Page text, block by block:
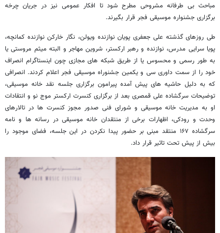
مباحث بی طرفانه مشروحی مطرح شود تا افکار عمومی نیز در جریان چرخه
برگزاری جشنواره موسیقی فجر قرار بگیرند.
طی روزهای گذشته علی جعفری پویان نوازنده ویولن، نگار خارکن نوازنده کمانچه،
پویا سرایی مدرس، نوازنده و رهبر ارکستر، شروین مهاجر و البته میثم مروستی یا
به طور رسمی و محسوس یا از طریق شبکه های مجازی چون اینستاگرام انصراف
خود را از سمت داوری سی و یکمین جشنوراه موسیقی فجر اعلام کردند. انصرافی
که به دلیل حاشیه های پیش آمده پیرامون برگزاری جلسه نقد خانه موسیقی،
توضیحات سرگشاده علی قمصری بعد از برگزاری کنسرت ارکستر موج نو و انتقادات
او به مدیریت خانه موسیقی و شورای فنی صدور مجوز کنسرت ها در تالارهای
وحدت و رودکی، اظهارات برخی از منتقدان خانه موسیقی در رسانه ها و نامه
سرگشاده ۱۶۷ منتقد مبنی بر حضور پیدا نکردن در این جلسه، فضای موجود را
بیش از پیش تحت تاثیر قرار داد.